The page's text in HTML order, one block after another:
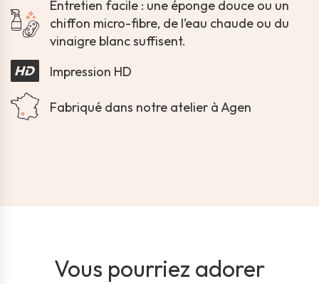
Entretien facile : une éponge douce ou un
chiffon micro-fibre, de l’eau chaude ou du
vinaigre blanc suffisent.
Impression HD
Fabriqué dans notre atelier à Agen
Vous pourriez adorer